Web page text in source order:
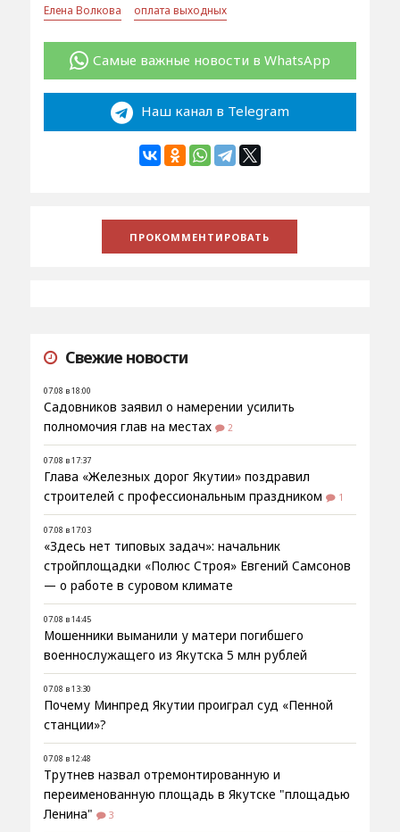
Елена Волкова оплата выходных
Самые важные новости в WhatsApp
Наш канал в Telegram
Свежие новости
07.08 в 18:00
Садовников заявил о намерении усилить
полномочия глав на местах
2
07.08 в 17:37
Глава «Железных дорог Якутии» поздравил
строителей с профессиональным праздником
1
07.08 в 17:03
«Здесь нет типовых задач»: начальник
стройплощадки «Полюс Строя» Евгений Самсонов
— о работе в суровом климате
07.08 в 14:45
Мошенники выманили у матери погибшего
военнослужащего из Якутска 5 млн рублей
07.08 в 13:30
Почему Минпред Якутии проиграл суд «Пенной
станции»?
07.08 в 12:48
Трутнев назвал отремонтированную и
переименованную площадь в Якутске "площадью
Ленина"
3